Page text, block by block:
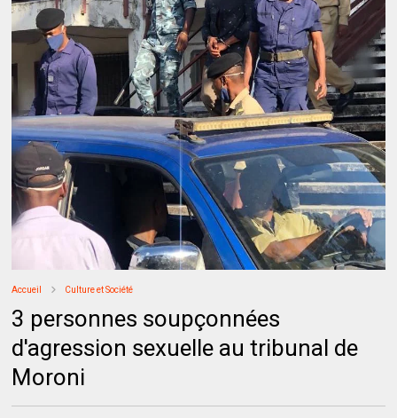
Accueil Culture et Société
3 personnes soupçonnées
d'agression sexuelle au tribunal de
Moroni